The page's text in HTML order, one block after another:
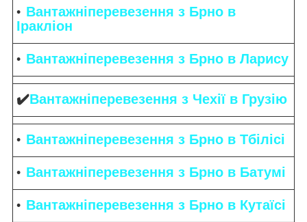
Вантажніперевезення з Брно в
Іракліон
Вантажніперевезення з Брно в Ларису
✔️Вантажніперевезення з Чехії в Грузію
Вантажніперевезення з Брно в Тбілісі
Вантажніперевезення з Брно в Батумі
Вантажніперевезення з Брно в Кутаїсі